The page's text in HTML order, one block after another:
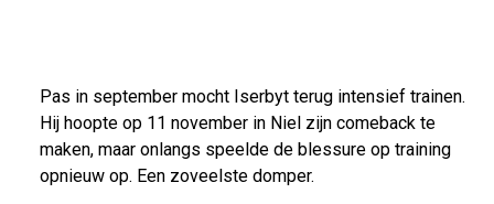
Pas in september mocht Iserbyt terug intensief trainen.
Hij hoopte op 11 november in Niel zijn comeback te
maken, maar onlangs speelde de blessure op training
opnieuw op. Een zoveelste domper.